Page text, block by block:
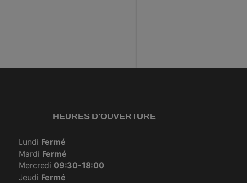
HEURES D'OUVERTURE
Lundi Fermé
Mardi Fermé
Mercredi 09:30-18:00
Jeudi Fermé